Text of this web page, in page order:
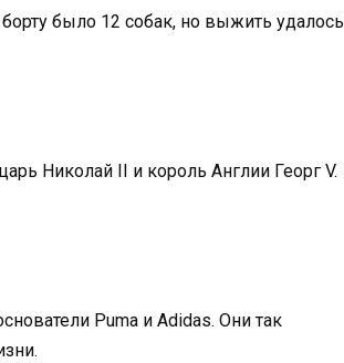
было 12 собак, но выжить удалось
Николай II и король Англии Георг V.
Puma и Adidas. Они так